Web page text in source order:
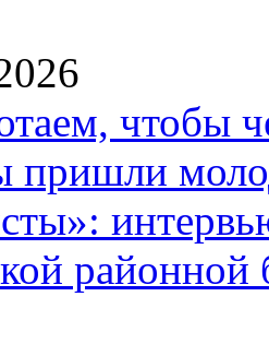
чтобы
пришли